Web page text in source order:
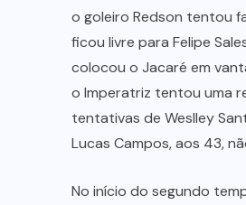
o goleiro Redson tentou
ficou livre para Felipe
colocou o Jacaré em
o Imperatriz tentou uma
tentativas de Weslley
Lucas Campos, aos 43,
No início do segundo